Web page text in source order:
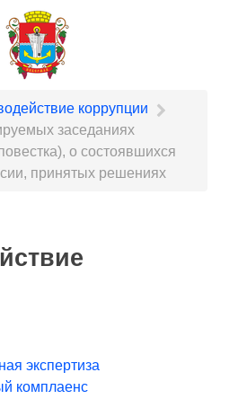
коррупции
заседаниях
о состоявшихся
принятых решениях
экспертиза
комплаенс